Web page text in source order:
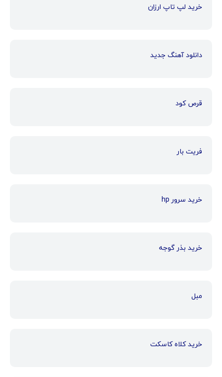
خرید لپ تاپ ارزان
دانلود آهنگ جدید
قرص کود
فریت بار
خرید سرور hp
خرید بذر گوجه
مبل
خرید کلاه کاسکت